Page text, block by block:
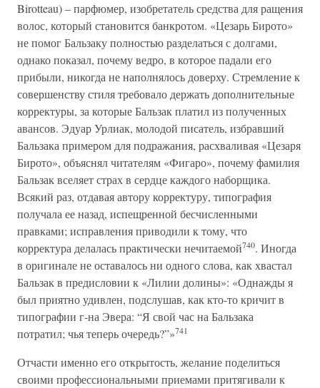
Birotteau) – парфюмер, изобретатель средства для ращения
волос, который становится банкротом. «Цезарь Бирото»
не помог Бальзаку полностью разделаться с долгами,
однако показал, почему ведро, в которое падали его
прибыли, никогда не наполнялось доверху. Стремление к
совершенству стиля требовало держать дополнительные
корректуры, за которые Бальзак платил из полученных
авансов. Эдуар Урлиак, молодой писатель, избравший
Бальзака примером для подражания, расхваливая «Цезаря
Бирото», объяснял читателям «Фигаро», почему фамилия
Бальзак вселяет страх в сердце каждого наборщика.
Всякий раз, отдавая автору корректуру, типография
получала ее назад, испещренной бесчисленными
правками; исправления приводили к тому, что
корректура делалась практически нечитаемой740. Иногда
в оригинале не оставалось ни одного слова, как хвастал
Бальзак в предисловии к «Лилии долины»: «Однажды я
был приятно удивлен, подслушав, как кто-то кричит в
типографии г-на Эвера: “Я свой час на Бальзака
потратил; чья теперь очередь?”»741
Отчасти именно его открытость, желание поделиться
своими профессиональными приемами притягивали к